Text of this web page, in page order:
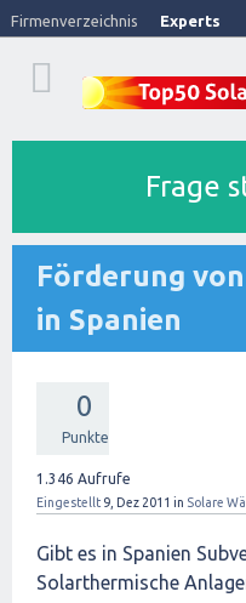
Firmenverzeichnis Experts
Frage
Förderung
in Spanien
0
Punkte
1.346 Aufrufe
Eingestellt 9, Dez 2011 in Solare
Gibt es in Spanien
Solarthermische